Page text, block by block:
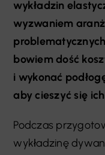
wykładzin
wyzwaniem
bowiem dość
i wykonać
aby cieszyć się
Podczas
wykładzinę